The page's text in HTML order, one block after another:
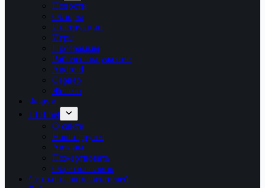
Новости
Обзоры
Инструкции
Игры
Программы
Рабочее окружение
Android
Сервер
Железо
Форум
LTB.net
О сайте
Наши друзья
Авторы
Пожертвовать
Обратная связь
Статьи наших читателей